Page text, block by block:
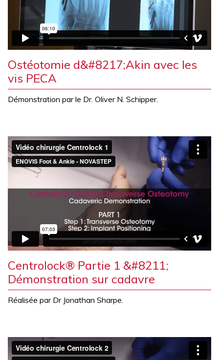
Ostéotomie d&#8217;Akin avec les
vis PECA
Démonstration par le Dr. Oliver N. Schipper.
Centrolock® Partie 1 &#8211;
Démonstration sur cadavre
Réalisée par Dr Jonathan Sharpe.